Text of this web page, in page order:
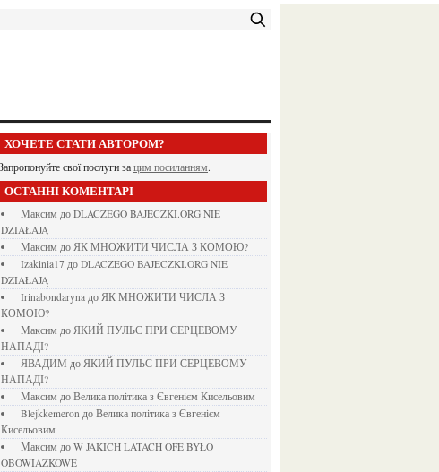
ХОЧЕТЕ СТАТИ АВТОРОМ?
Запропонуйте свої послуги за цим посиланням.
ОСТАННІ КОМЕНТАРІ
Максим до DLACZEGO BAJECZKI.ORG NIE
DZIAŁAJĄ
Максим до ЯК МНОЖИТИ ЧИСЛА З КОМОЮ?
izakinia17 до DLACZEGO BAJECZKI.ORG NIE
DZIAŁAJĄ
irinabondarynaдо ЯК МНОЖИТИ ЧИСЛА З
КОМОЮ?
Максим до ЯКИЙ ПУЛЬС ПРИ СЕРЦЕВОМУ
НАПАДІ?
ЯВАДИМ до ЯКИЙ ПУЛЬС ПРИ СЕРЦЕВОМУ
НАПАДІ?
Максим до Велика політика з Євгенієм Кисельовим
blejkkemeronдо Велика політика з Євгенієм
Кисельовим
Максим до W JAKICH LATACH OFE BYŁO
OBOWIAZKOWE